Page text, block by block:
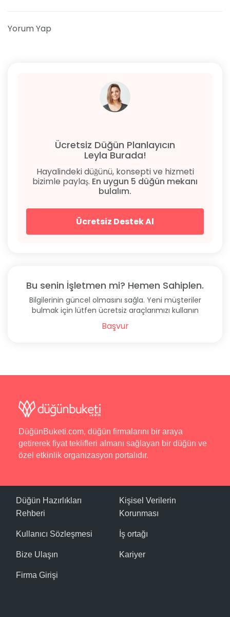
Yorum Yap
Ücretsiz Düğün Planlayıcın
Leyla Burada!
Hayalindeki düğünü, konsepti ve hizmeti
bizimle paylaş. En uygun 5 düğün mekanı
bulalım.
Ücretsiz Destek Al
Bu senin İşletmen mi? Hemen Sahiplen.
Bilgilerinin güncel olmasını sağla. Yeni müşteriler
bulmak için lütfen ücretsiz araçlarımızı kullanın
Başvur
DüğünBuketi.com, düğün firmalarını bir araya
getirerek fiyat teklifleri almanı sağlayan bir düğün ve
özel etkinlik organizasyon portalıdır.
Düğün Hazırlıkları
Rehberi
Kullanıcı Sözleşmesi
Bize Ulaşın
Firma Girişi
Kişisel Verilerin
Korunması
İş ortağı
Kariyer